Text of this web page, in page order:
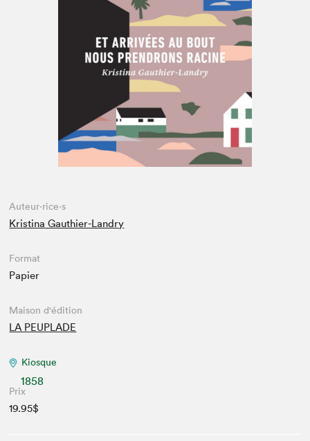
Espace enseignant·e·s
Auteur·rice·s
Kristina Gauthier-Landry
Format
Papier
Maison d'édition
LA PEUPLADE
Kiosque
1858
Prix
19.95$